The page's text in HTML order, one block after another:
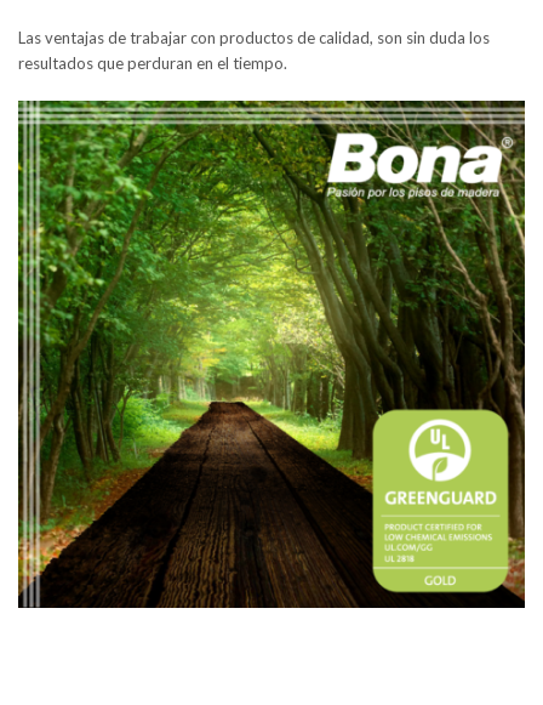
Las ventajas de trabajar con productos de calidad, son sin duda los
resultados que perduran en el tiempo.